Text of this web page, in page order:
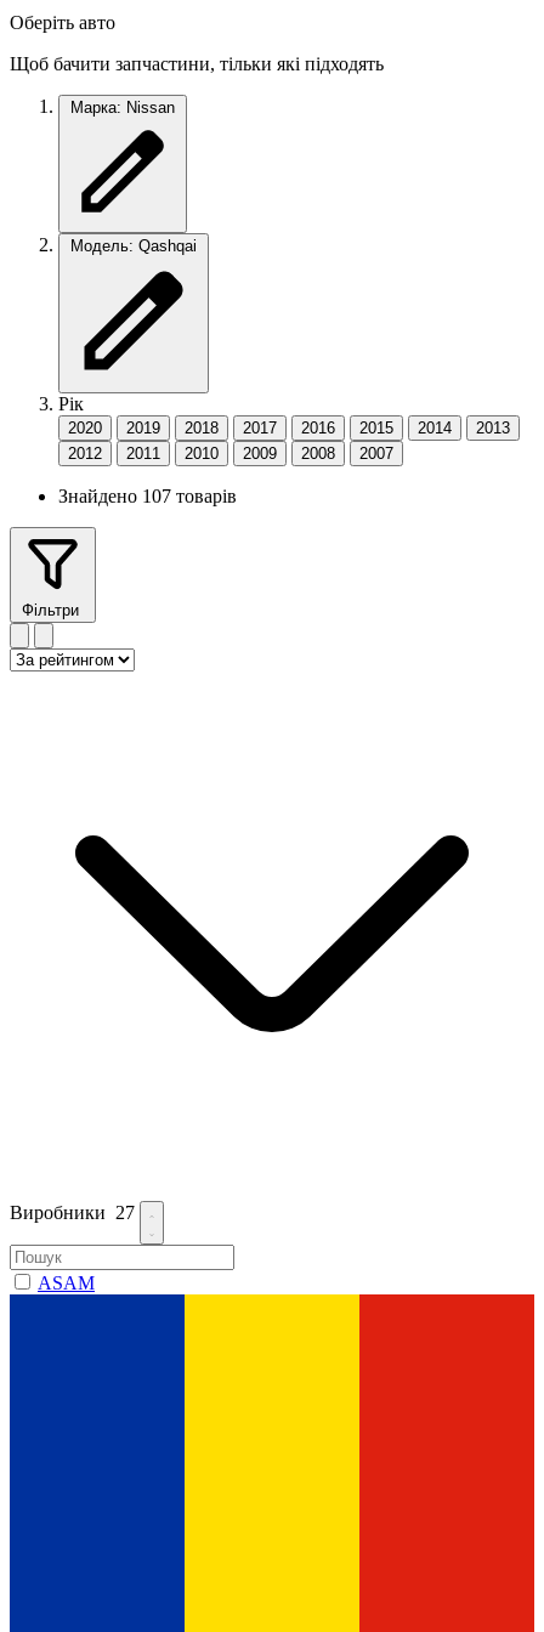
Оберіть авто
Щоб бачити запчастини, тільки які підходять
Марка: Nissan
Модель: Qashqai
Рік
2020 2019 2018 2017 2016 2015 2014
2013
2012
2011 2010 2009 2008 2007
Знайдено 107 товарів
Фільтри
Виробники 27
ASAM